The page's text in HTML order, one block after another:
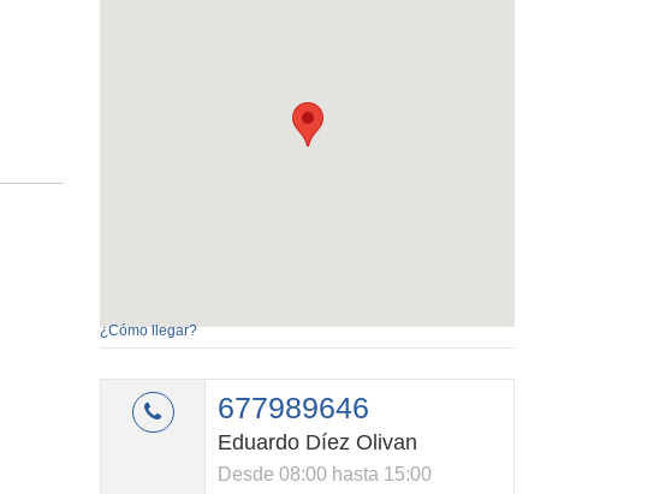
¿Cómo llegar?
677989646
Eduardo Díez Olivan
Desde 08:00 hasta 15:00